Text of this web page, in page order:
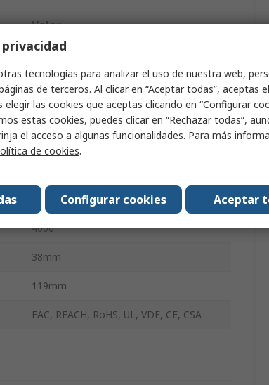
Valor
Ventiladores axiales dc
280m³/h
43dB
119mm
4000
38mm
119mm
EAC, REACH, RoHS, UL, VDE, CE, CSA
tecnologías para analizar el uso de nuestra web,
de terceros. Al clicar en “Aceptar todas”, aceptas
las cookies que aceptas clicando en “Configurar
estas cookies, puedes clicar en “Rechazar todas”,
el acceso a algunas funcionalidades. Para más
de cookies.
Aceptar
Configurar cookies